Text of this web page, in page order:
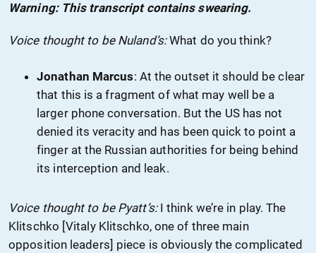
Warning: This transcript contains swearing.
Voice thought to be Nuland’s:What do you think?
Jonathan Marcus: At the outset it should be clear
that this is a fragment of what may well be a
larger phone conversation. But the US has not
denied its veracity and has been quick to point a
finger at the Russian authorities for being behind
its interception and leak.
Voice thought to be Pyatt’s:I think we’re in play. The
Klitschko [Vitaly Klitschko, one of three main
opposition leaders] piece is obviously the complicated